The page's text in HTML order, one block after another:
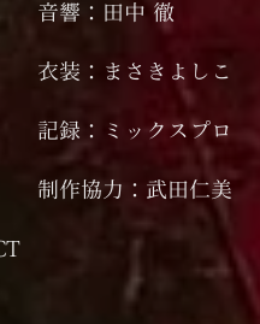
音響：田中 徹
衣装：まさきよしこ
記録：ミックスプロ
制作協力：武田仁美